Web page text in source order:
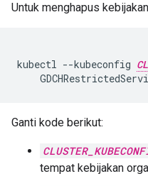
Untuk menghapus
kubectl --kubeconfig
Ganti kode berikut:
tempat kebijakan